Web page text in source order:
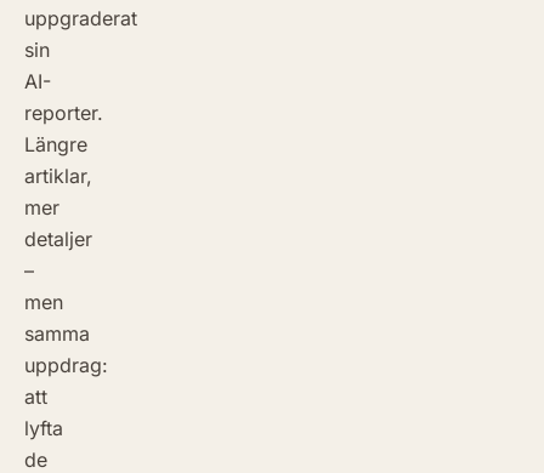
uppgraderat
sin
AI-
reporter.
Längre
artiklar,
mer
detaljer
–
men
samma
uppdrag:
att
lyfta
de